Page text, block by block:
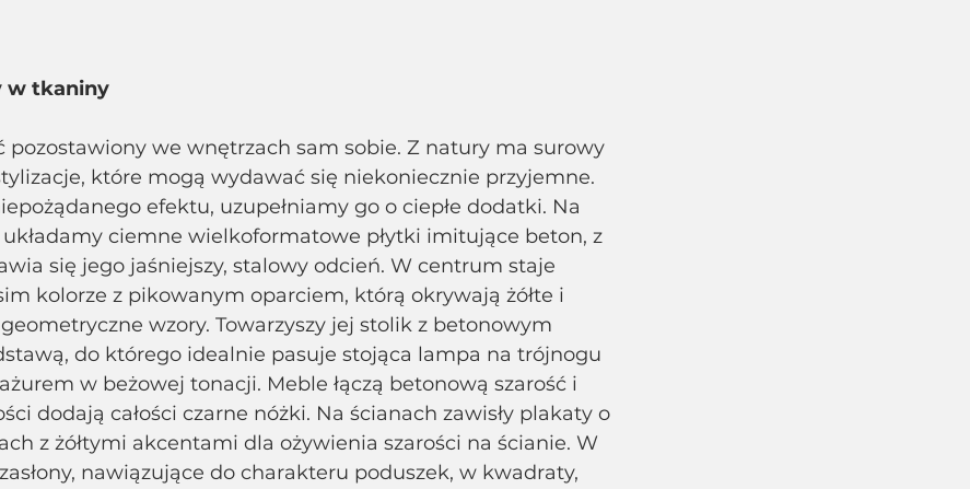
w tkaniny
pozostawiony we wnętrzach sam sobie. Z natury ma surowy
które mogą wydawać się niekoniecznie przyjemne.
efektu, uzupełniamy go o ciepłe dodatki. Na
układamy ciemne wielkoformatowe płytki imitujące beton, z
się jego jaśniejszy, stalowy odcień. W centrum staje
kolorze z pikowanym oparciem, którą okrywają żółte i
wzory. Towarzyszy jej stolik z betonowym
do którego idealnie pasuje stojąca lampa na trójnogu
w beżowej tonacji. Meble łączą betonową szarość i
dodają całości czarne nóżki. Na ścianach zawisły plakaty o
z żółtymi akcentami dla ożywienia szarości na ścianie. W
nawiązujące do charakteru poduszek, w kwadraty,